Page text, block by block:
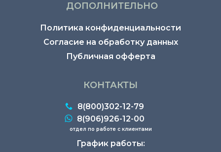
ДОПОЛНИТЕЛЬНО
КОНТАКТЫ
8(906)926-12-00
8(800)302-12-79
отдел по работе с клиентами
Согласие на обработку данных
Политика конфиденциальности
Публичная офферта
График работы: